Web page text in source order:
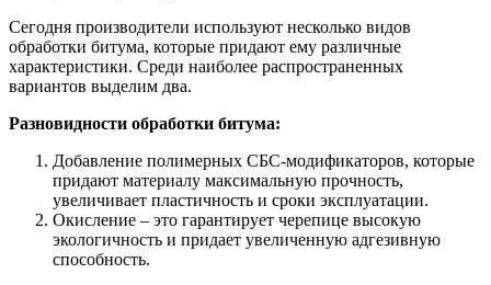
Сегодня производители используют несколько видов
обработки битума, которые придают ему различные
характеристики. Среди наиболее распространенных
вариантов выделим два.
Разновидности обработки битума:
Добавление полимерных СБС-модификаторов, которые
придают материалу максимальную прочность,
увеличивает пластичность и сроки эксплуатации.
Окисление – это гарантирует черепице высокую
экологичность и придает увеличенную адгезивную
способность.